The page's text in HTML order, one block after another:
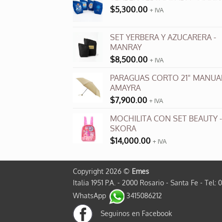
$5,300.00 + IVA
SET YERBERA Y AZUCARERA -
MANRAY
$8,500.00 + IVA
PARAGUAS CORTO 21"
AMAYRA
$7,900.00 + IVA
MOCHILITA CON SET BEAUTY -
SKORA
$14,000.00 + IVA
Copyright 2026 © Emes
Italia 1951 P.A. - 2000 Rosario - Santa Fe - Tel:
WhatsApp
3415086212
Seguinos en Facebook